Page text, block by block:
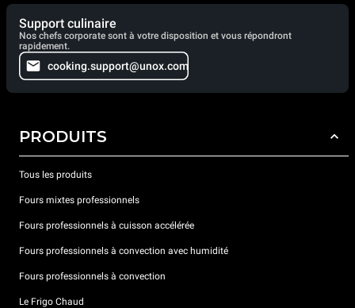
Support culinaire
Nos chefs corporate sont à votre disposition et vous répondront
rapidement.
cooking.support@unox.com
PRODUITS
Tous les produits
Fours mixtes professionnels
Fours professionnels à cuisson accélérée
Fours professionnels à convection avec humidité
Fours professionnels à convection
Le Frigo Chaud